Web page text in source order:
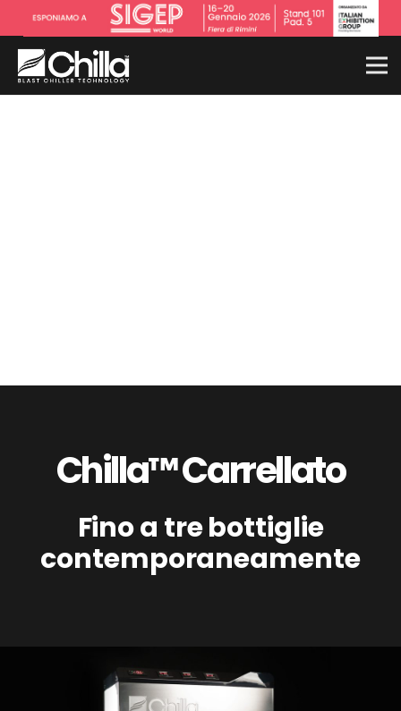
Chilla™ Carrellato
Fino a tre bottiglie
contemporaneamente